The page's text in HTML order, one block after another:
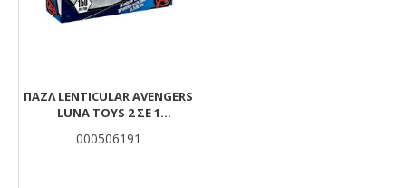
ΠΑΖΛ LENTICULAR AVENGERS
LUNA TOYS 2 ΣΕ 1
3D EFFECT 150 ΤΜX. 45,7X30,4
000506191